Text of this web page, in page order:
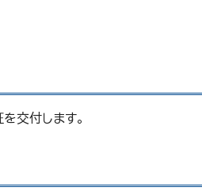
交付します。